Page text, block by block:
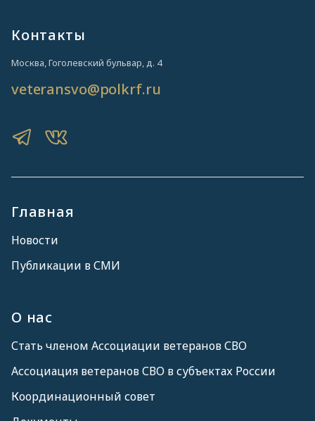
Главная
Новости
Публикации в СМИ
О нас
Стать членом Ассоциации ветеранов СВО
Ассоциация ветеранов СВО в субъектах России
Координационный совет
Контакты
Москва, Гоголевский бульвар, д. 4
veteransvo@polkrf.ru